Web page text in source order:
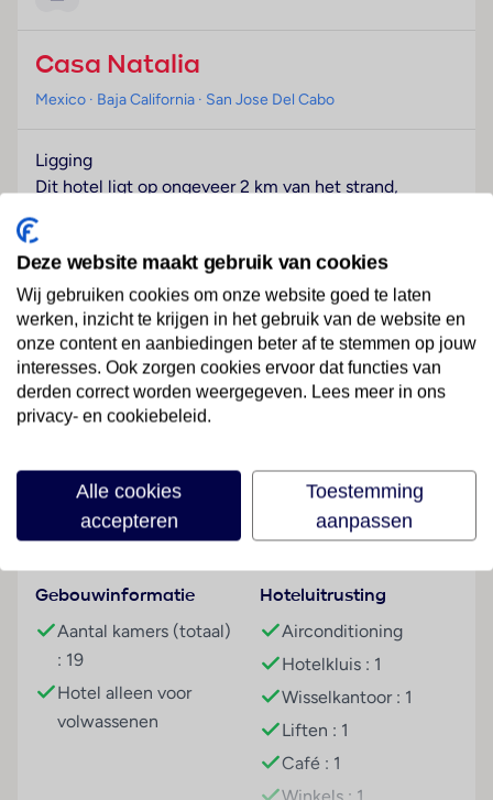
Casa Natalia
Mexico · Baja California · San Jose Del Cabo
Ligging
Dit hotel ligt op ongeveer 2 km van het strand,
centraal in San José del Cabo.
Hotelfaciliteiten
Het hotel met een lift beschikt over 19 kamers. Het
vriendelijke personeel aan de receptie is graag bij alle
vragen behulpzaam. Een bagagedepot, een kluis en
een wisselkantoor behoren tot de faciliteiten van het
verblijf. In de openbare ruimtes is Wi-Fi verkrijgbaar.
De tourdesk biedt ondersteuning bij het boeken van
extra ruimte voor ontspanning en recreatie. Om te
parkeren hebben de gasten de beschikking over een
garage en een parkeerplaats. Tot de aangeboden
faciliteiten behoren een 24-uurs beveiligingsdienst,
een autoverhuur, een transferservice, kamerservice,
een wasservice, een muntwasserette en een eigen
shuttlebus. Ter ondersteuning van de communicatie
en het zakendoen biedt het businesscenter een fax.
Kamers
In de kamers zijn airconditioning en een ventilator
voorhanden. De kamers beschikken over een kingsize
Lees meer
Faciliteiten
Gebouwinformatie
Aantal kamers (totaal)
: 19
Hotel alleen voor
volwassenen
Hoteluitrusting
Airconditioning
Hotelkluis : 1
Wisselkantoor : 1
Liften : 1
Café : 1
Deze website maakt gebruik van cookies
Wij gebruiken cookies om onze website goed te laten
werken, inzicht te krijgen in het gebruik van de website en
onze content en aanbiedingen beter af te stemmen op jouw
interesses. Ook zorgen cookies ervoor dat functies van
derden correct worden weergegeven. Lees meer in ons
privacy- en cookiebeleid.
Alle cookies
accepteren
Toestemming
aanpassen